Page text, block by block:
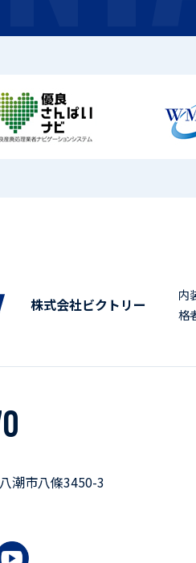
株式会社ビクトリー
内
格
潮市八條3450-3